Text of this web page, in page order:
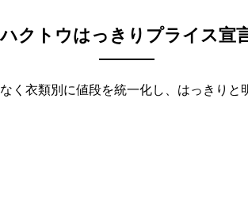
ハクトウはっきりプライス宣
く衣類別に値段を統一化し、はっきりと